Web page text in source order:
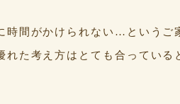
時間がかけられない…というご
た考え方はとても合っている